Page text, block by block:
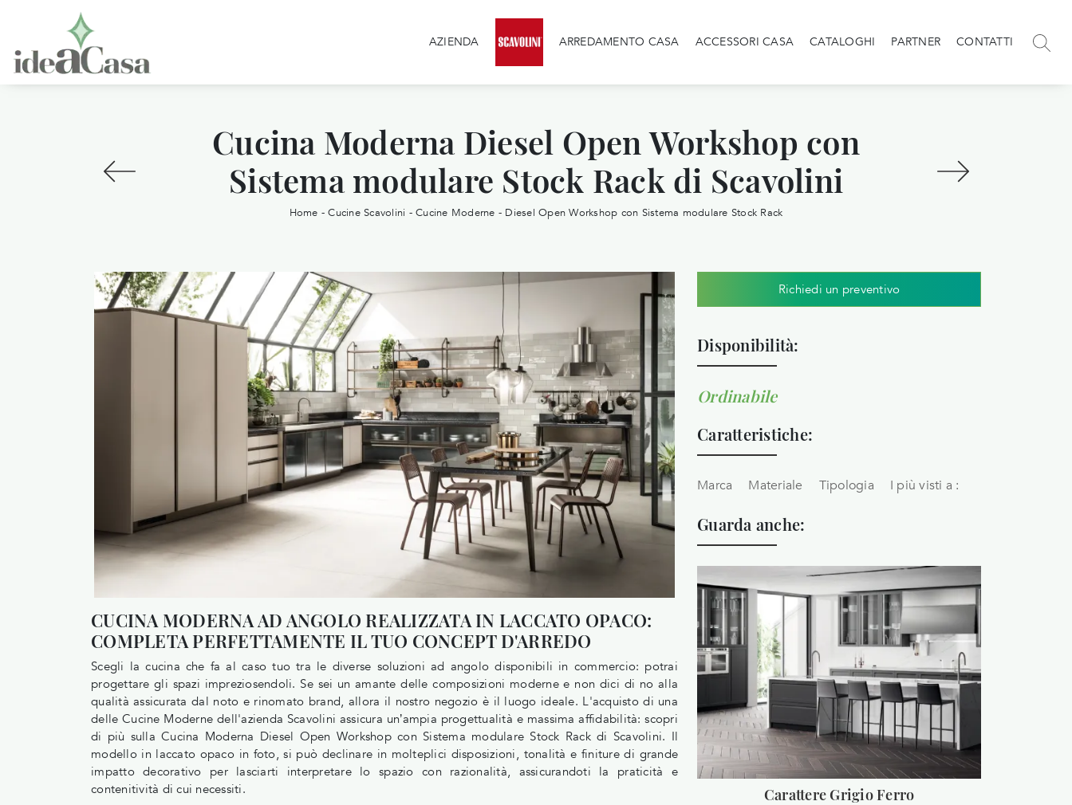
AZIENDA ARREDAMENTO CASA ACCESSORI CASA CATALOGHI PARTNER CONTATTI
Cucina Moderna Diesel Open Workshop con
Sistema modulare Stock Rack di Scavolini
Home -Cucine Scavolini -Cucine Moderne - Diesel Open Workshop con Sistema modulare Stock Rack
CUCINA MODERNA AD ANGOLO REALIZZATA IN LACCATO OPACO:
COMPLETA PERFETTAMENTE IL TUO CONCEPT D'ARREDO
Scegli la cucina che fa al caso tuo tra le diverse soluzioni ad angolo disponibili in commercio: potrai
progettare gli spazi impreziosendoli. Se sei un amante delle composizioni moderne e non dici di no alla
qualità assicurata dal noto e rinomato brand, allora il nostro negozio è il luogo ideale. L'acquisto di una
delle Cucine Moderne dell'azienda Scavolini assicura un’ampia progettualità e massima affidabilità: scopri
di più sulla Cucina Moderna Diesel Open Workshop con Sistema modulare Stock Rack di Scavolini. Il
modello in laccato opaco in foto, si può declinare in molteplici disposizioni, tonalità e finiture di grande
impatto decorativo per lasciarti interpretare lo spazio con razionalità, assicurandoti la praticità e
contenitività di cui necessiti.
Richiedi un preventivo
Disponibilità:
Ordinabile
Caratteristiche:
Marca Materiale Tipologia I più visti a :
Guarda anche:
Carattere Grigio Ferro